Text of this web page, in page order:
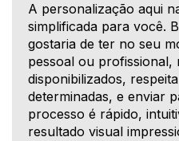
A personalização aqui
simplificada para você.
gostaria de ter no seu
pessoal ou profissional,
disponibilizados,
determinadas, e enviar
processo é rápido,
resultado visual